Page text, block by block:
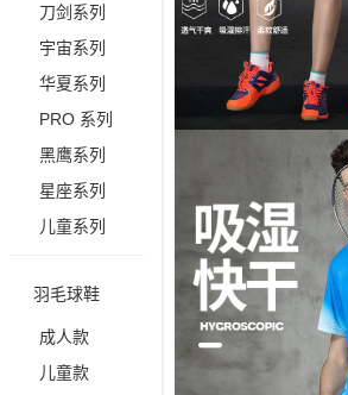
刀剑系列
宇宙系列
华夏系列
PRO 系列
黑鹰系列
星座系列
儿童系列
羽毛球鞋
成人款
儿童款